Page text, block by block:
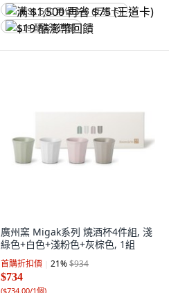
满 $1,500 再省 $75 (王道卡)
$19 酷澎幣回饋
廣州窯 Migak系列 燒酒杯4件組, 淺
綠色+白色+淺粉色+灰棕色, 1組
首購折扣價 21%$934
$734
($734.00/1個)